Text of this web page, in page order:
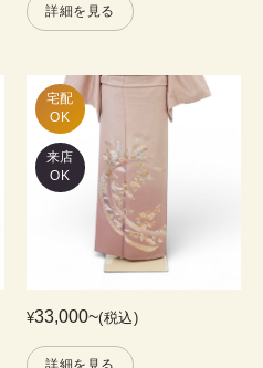
詳細を見る
宅配
OK
来店
OK
¥33,000~(税込)
詳細を見る